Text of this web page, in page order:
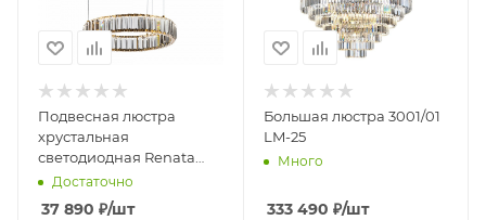
Подвесная люстра
хрустальная
светодиодная Renata
1135/17 SP-25
Достаточно
37 890 ₽/шт
Большая люстра 3001/01
LM-25
Много
333 490 ₽/шт